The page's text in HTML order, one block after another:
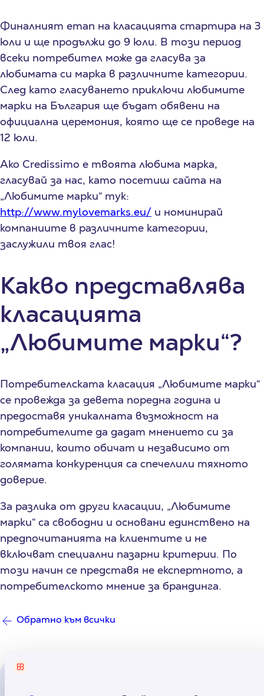
Финалният етап на класацията стартира на 3
юли и ще продължи до 9 юли. В този период
всеки потребител може да гласува за
любимата си марка в различните категории.
След като гласуването приключи любимите
марки на България ще бъдат обявени на
официална церемония, която ще се проведе на
12 юли.
Ако Credissimo е твоята любима марка,
гласувай за нас, като посетиш сайта на
„Любимите марки“ тук:
http://www.mylovemarks.eu/ и номинирай
компаниите в различните категории,
заслужили твоя глас!
Какво представлява
класацията
„Любимите марки“?
Потребителската класация „Любимите марки“
се провежда за девета поредна година и
предоставя уникалната възможност на
потребителите да дадат мнението си за
компании, които обичат и независимо от
голямата конкуренция са спечелили тяхното
доверие.
За разлика от други класации, „Любимите
марки“ са свободни и основани единствено на
предпочитанията на клиентите и не
включват специални пазарни критерии. По
този начин се представя не експертното, а
потребителското мнение за брандинга.
Обратно към всички